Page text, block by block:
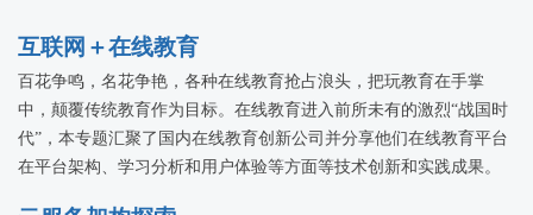
互联网＋在线教育
百花争鸣，名花争艳，各种在线教育抢占浪头，把玩教育在手掌
中，颠覆传统教育作为目标。在线教育进入前所未有的激烈“战国时
代”，本专题汇聚了国内在线教育创新公司并分享他们在线教育平台
在平台架构、学习分析和用户体验等方面等技术创新和实践成果。